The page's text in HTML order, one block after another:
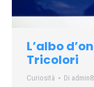
L’albo
Tricolori
Curiosità Di